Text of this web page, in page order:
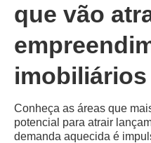
que vão
imobiliários
Conheça as áreas que
potencial para atrair
demanda aquecida é